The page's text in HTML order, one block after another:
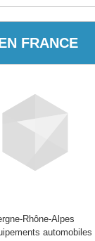
FRANCE
Rhône-Alpes
automobiles